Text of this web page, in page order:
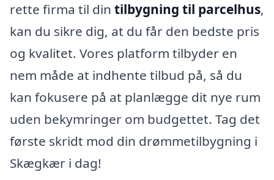
rette firma til din tilbygning til parcelhus,
kan du sikre dig, at du får den bedste pris
og kvalitet. Vores platform tilbyder en
nem måde at indhente tilbud på, så du
kan fokusere på at planlægge dit nye rum
uden bekymringer om budgettet. Tag det
første skridt mod din drømmetilbygning i
Skægkær i dag!